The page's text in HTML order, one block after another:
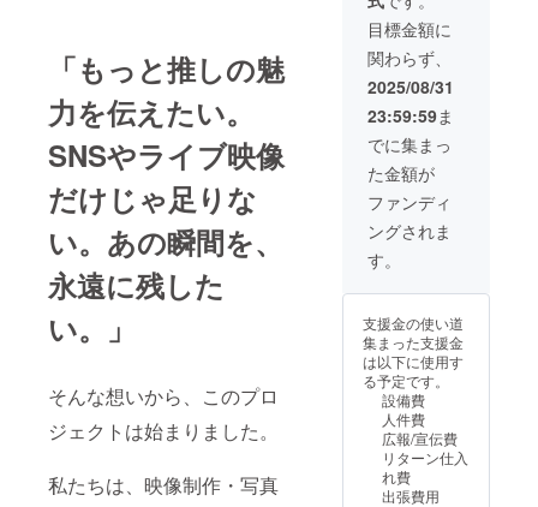
「もっと推しの魅
力を伝えたい。
SNSやライブ映像
だけじゃ足りな
い。あの瞬間を、
永遠に残した
い。」
そんな想いから、このプロ
ジェクトは始まりました。
私たちは、映像制作・写真
絡方法：詳細は
メールで連絡し
ます。 「あなた
の推し活を、作
品に昇華させる
体験を。」
＋動画（約3分）
- SNS展開用素
材 - 推し活応援
証明書（デジタ
ル＋印刷版） ※
撮影は半日〜1日
（応相談） ※素
材はオンライン
納品＋希望者に
はUSB納品も可
※支援者様の交通
費や滞在費：支
援者様の交通費
や滞在費は各自
との連絡方法：
詳細はメールで
連絡します。
「推し活を、世
界に届ける。あ
なたの想いが、
文化になる。」
一貫してサポー
トし、あなたの
推し活を芸術作
品として記録・
展示・共有しま
所：東京近郊・
関東圏 〇日時：
２０２５年１１
月頃を予定 - 全
国対応（交通
費・宿泊費込
み）※島しょ地
域・海外は事前
にご相談くださ
い。 - オリジナ
ル画像（10点以
上） - 映像作品
（5分以上／ド
キュメンタリー
風も可） - SNS
展開素材 - 推し
活応援証明書
（アクリルパネ
ル額装版） - 展
示・上映企画の
目標金額に
関わらず、
2025/08/31
23:59:59ま
でに集まっ
た金額が
ファンディ
ングされま
す。
支援金の使い道
集まった支援金
は以下に使用す
る予定です。
設備費
人件費
広報/宣伝費
リターン仕入
れ費
出張費用